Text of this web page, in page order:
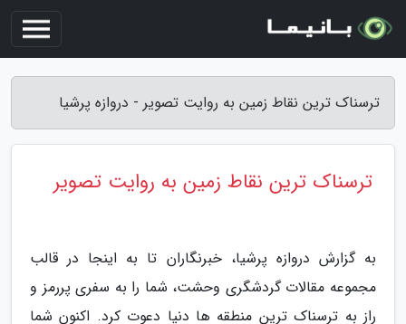
ترسناک ترین نقاط زمین به روایت تصویر - دروازه پرشیا
ترسناک ترین نقاط زمین به روایت تصویر
به گزارش دروازه پرشیا، خبرنگاران تا به اینجا در قالب
مجموعه مقالات گردشگری وحشت، شما را به سفری پررمز و
راز به ترسناک ترین منطقه ها دنیا دعوت کرد. اکنون شما